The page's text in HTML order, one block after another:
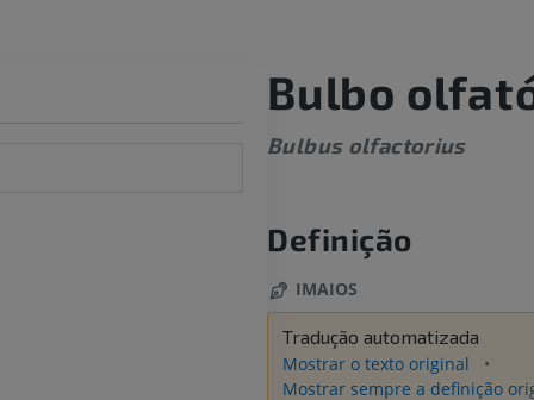
Bulbo
Bulbus olfactorius
Definição
IMAIOS
Tradução automatizada
Mostrar o texto original
Mostrar sempre a definição